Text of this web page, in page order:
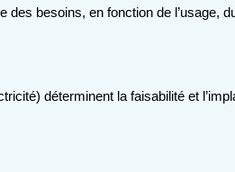
besoins, en fonction de l’usage,
déterminent la faisabilité et